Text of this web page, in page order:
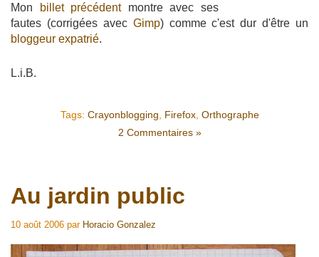
Mon billet précédentmontre avec ses
fautes (corrigées avec Gimp) comme c'est dur d'être un
bloggeur expatrié.
L.i.B.
Tags: Crayonblogging Firefox, Orthographe
2 Commentaires »
Au jardin public
10 août 2006 par Horacio Gonzalez